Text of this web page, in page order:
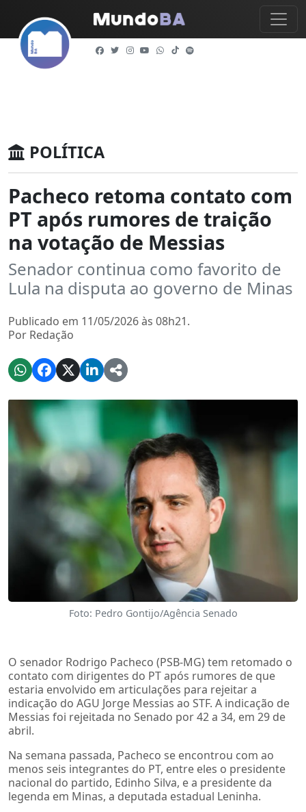
POLÍTICA
Pacheco retoma contato com
PT após rumores de traição
na votação de Messias
Senador continua como favorito de
Lula na disputa ao governo de Minas
Publicado em 11/05/2026 às 08h21.
Por Redação
Foto: Pedro Gontijo/Agência Senado
O senador Rodrigo Pacheco (PSB-MG) tem retomado o
contato com dirigentes do PT após rumores de que
estaria envolvido em articulações para rejeitar a
indicação do AGU Jorge Messias ao STF. A indicação de
Messias foi rejeitada no Senado por 42 a 34, em 29 de
abril.
Na semana passada, Pacheco se encontrou com ao
menos seis integrantes do PT, entre eles o presidente
nacional do partido, Edinho Silva, e a presidente da
legenda em Minas, a deputada estadual Leninha.